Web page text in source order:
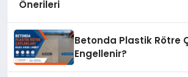
Önerileri
Betonda Plastik Rötre
Engellenir?